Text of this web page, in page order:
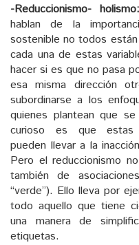
-Reduccionismo-
hablan de la
sostenible no todos
cada una de estas
hacer si es que no pasa
esa misma dirección
subordinarse a los
quienes plantean que
curioso es que estas
pueden llevar a la
Pero el reduccionismo
también de
“verde”). Ello lleva por
todo aquello que tiene
una manera de
etiquetas.